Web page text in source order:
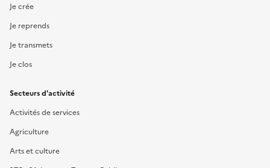
Je crée
Je reprends
Je transmets
Je clos
Secteurs d'activité
Activités de services
Agriculture
Arts et culture